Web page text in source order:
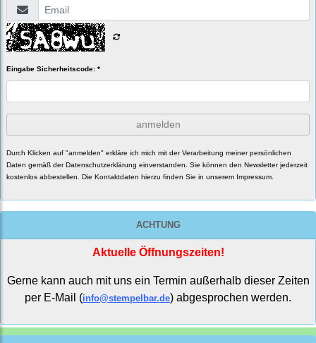
Eingabe Sicherheitscode: *
anmelden
Durch Klicken auf "anmelden" erkläre ich mich mit der Verarbeitung meiner persönlichen
Daten gemäß der Datenschutzerklärung einverstanden. Sie können den Newsletter jederzeit
kostenlos abbestellen. Die Kontaktdaten hierzu finden Sie in unserem Impressum.
ACHTUNG
Aktuelle Öffnungszeiten!
Gerne kann auch mit uns ein Termin außerhalb dieser Zeiten
per E-Mail (info@stempelbar.de) abgesprochen werden.